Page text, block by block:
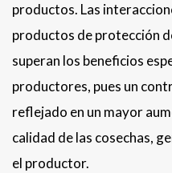
productos. Las
productos de protección
superan los beneficios
productores, pues un
reflejado en un mayor
calidad de las cosechas,
el productor.